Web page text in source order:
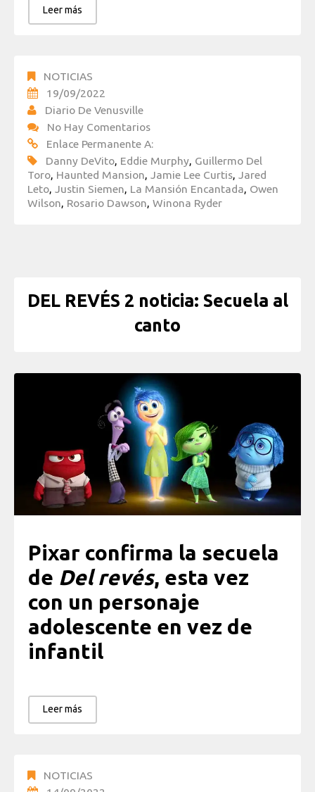
Leer más
NOTICIAS
19/09/2022
Diario De Venusville
No Hay Comentarios
Enlace Permanente A:
Danny DeVito, Eddie Murphy, Guillermo Del
Toro, Haunted Mansion, Jamie Lee Curtis, Jared
Leto, Justin Siemen, La Mansión Encantada, Owen
Wilson, Rosario Dawson, Winona Ryder
DEL REVÉS 2 noticia: Secuela al
canto
Pixar confirma la secuela
de Del revés, esta vez
con un personaje
adolescente en vez de
infantil
Leer más
NOTICIAS